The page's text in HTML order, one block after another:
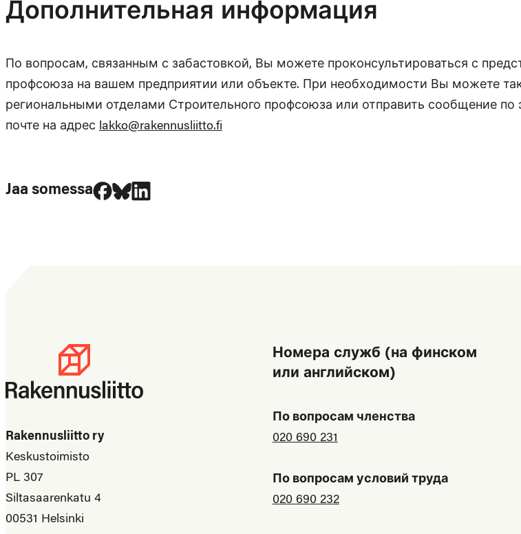
Дополнительная информация
По вопросам, связанным с забастовкой, Вы можете проконсультироваться с
профсоюза на вашем предприятии или объекте. При необходимости Вы можете
региональными отделами Строительного профсоюза или отправить сообщение по
почте на адрес lakko@rakennusliitto.fi
Jaa somessa
Jaa Facebookissa
Jaa Blueskyssa
Jaa LinkedIn:ssä
Rakennusliitto ry
Keskustoimisto
PL 307
Siltasaarenkatu 4
00531 Helsinki
Номера служб (на финском
или английском)
По вопросам членства
020 690 231
По вопросам условий труда
020 690 232